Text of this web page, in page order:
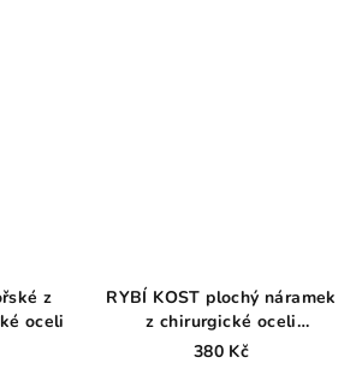
z
oceli
RYBÍ KOST plochý náramek
z chirurgické oceli
pozlacený
380 Kč